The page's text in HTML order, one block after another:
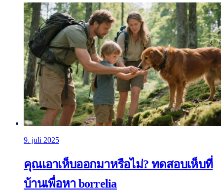
9. juli 2025
คุณเอาเห็บออกมาหรือไม่? ทดสอบเห็บที่
บ้านเพื่อหา borrelia